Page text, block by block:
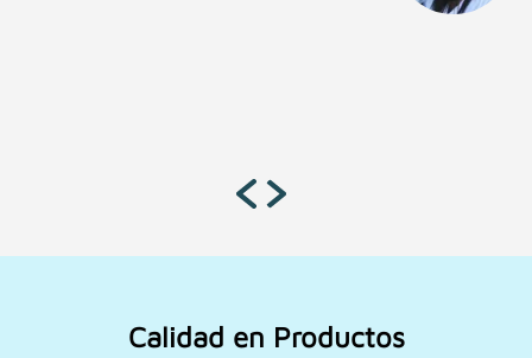
Calidad en Productos